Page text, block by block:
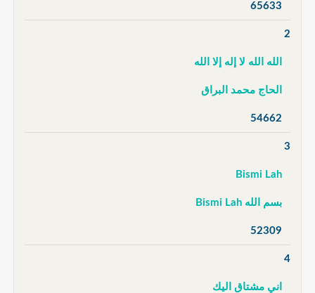
65633
2
الله الله لا إله إلا الله
الحاج محمد البراق
54662
3
Bismi Lah
بسم الله Bismi Lah
52309
4
اني مشتاق اليك